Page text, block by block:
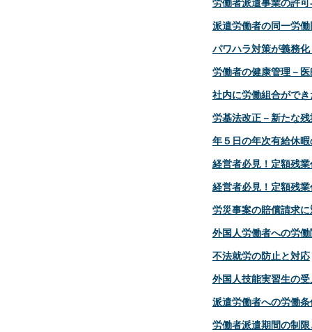
労働者派遣事業の許
派遣労働者の同一労
パワハラ対策が義務
労働者の健康管理－
社内に労働組合がで
労基法改正－新たな
年５日の年次有給休
経営者必見！定額残
経営者必見！定額残
労災事案の賠償請求
外国人労働者への労
不法就労の防止と対応
外国人技能実習生の
派遣労働者への労働
労働者派遣期間の制